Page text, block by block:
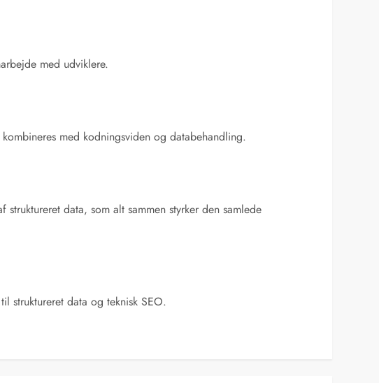
med udviklere.
med kodningsviden og databehandling.
data, som alt sammen styrker den samlede
struktureret data og teknisk SEO.